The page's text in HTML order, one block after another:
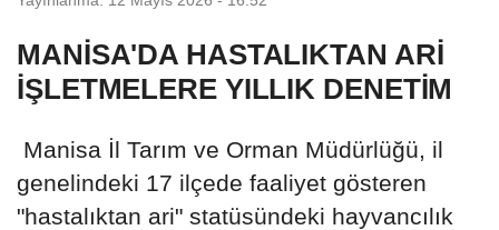
MANİSA'DA HASTALIKTAN ARİ
İŞLETMELERE YILLIK DENETİM
Manisa İl Tarım ve Orman Müdürlüğü, il
genelindeki 17 ilçede faaliyet gösteren
"hastalıktan ari" statüsündeki hayvancılık